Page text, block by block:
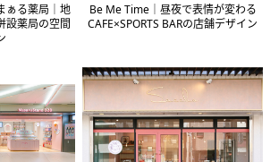
ぁる薬局｜地
設薬局の空間
Be Me Time｜昼夜で表情が変わる
CAFE×SPORTS BARの店舗デザイン